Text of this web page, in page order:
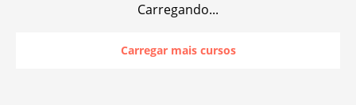
Carregando...
Carregar mais cursos